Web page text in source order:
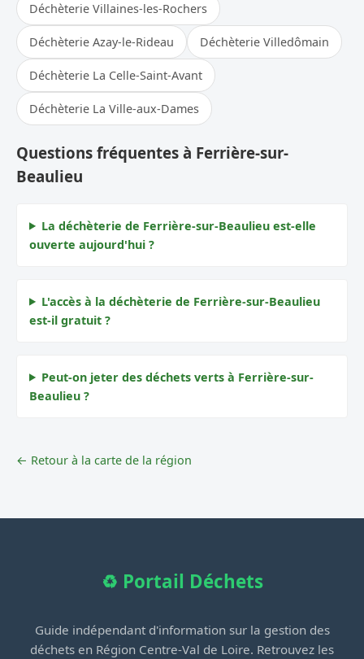
Déchèterie Villaines-les-Rochers
Déchèterie Azay-le-Rideau Déchèterie Villedômain
Déchèterie La Celle-Saint-Avant
Déchèterie La Ville-aux-Dames
Questions fréquentes à Ferrière-sur-
Beaulieu
La déchèterie de Ferrière-sur-Beaulieu est-elle
ouverte aujourd'hui ?
L'accès à la déchèterie de Ferrière-sur-Beaulieu
est-il gratuit ?
Peut-on jeter des déchets verts à Ferrière-sur-
Beaulieu ?
← Retour à la carte de la région
♻️ Portail Déchets
Guide indépendant d'information sur la gestion des
déchets en Région Centre-Val de Loire. Retrouvez les